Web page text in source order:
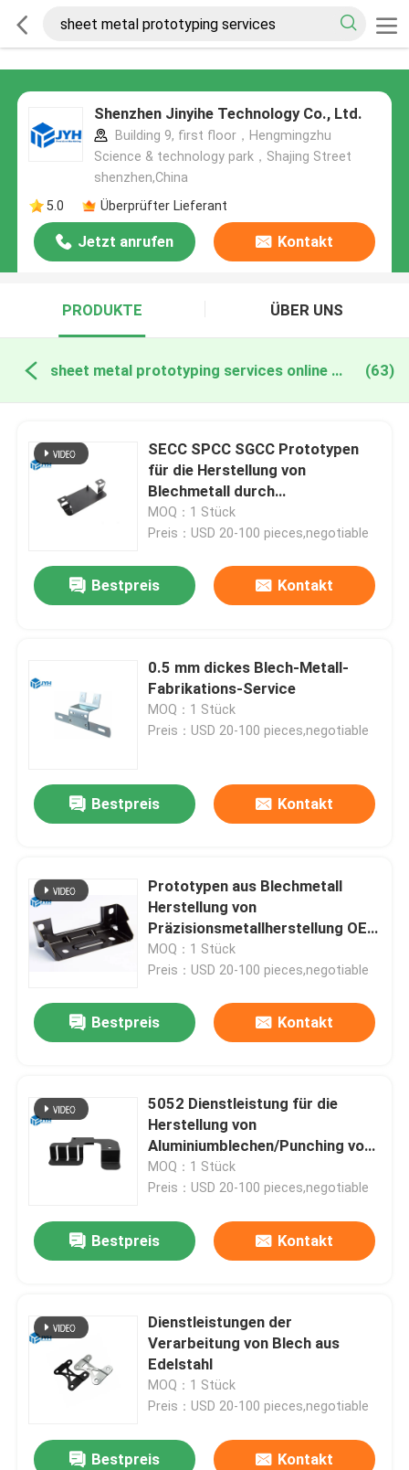
Shenzhen Jinyihe Technology Co., Ltd.
Building 9, first floor，Hengmingzhu
Science & technology park，Shajing Street
shenzhen,China
5.0
Überprüfter Lieferant
Jetzt anrufen Kontakt
PRODUKTE ÜBER UNS
sheet metal prototyping services online manufacture (63)
SECC SPCC SGCC Prototypen
für die Herstellung von
Blechmetall durch
Laserschneiden
MOQ：1 Stück
Preis：USD 20-100 pieces,negotiable
Bestpreis Kontakt
0.5 mm dickes Blech-Metall-
Fabrikations-Service
MOQ：1 Stück
Preis：USD 20-100 pieces,negotiable
Bestpreis Kontakt
Prototypen aus Blechmetall
Herstellung von
Präzisionsmetallherstellung OEM
ODM
MOQ：1 Stück
Preis：USD 20-100 pieces,negotiable
Bestpreis Kontakt
5052 Dienstleistung für die
Herstellung von
Aluminiumblechen/Punching von
Blechen
MOQ：1 Stück
Preis：USD 20-100 pieces,negotiable
Bestpreis Kontakt
Dienstleistungen der
Verarbeitung von Blech aus
Edelstahl
MOQ：1 Stück
Preis：USD 20-100 pieces,negotiable
Bestpreis Kontakt